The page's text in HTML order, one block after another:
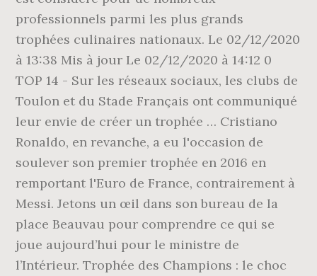
professionnels parmi les plus grands
trophées culinaires nationaux. Le 02/12/2020
à 13:38 Mis à jour Le 02/12/2020 à 14:12 0
TOP 14 - Sur les réseaux sociaux, les clubs de
Toulon et du Stade Français ont communiqué
leur envie de créer un trophée … Cristiano
Ronaldo, en revanche, a eu l'occasion de
soulever son premier trophée en 2016 en
remportant l'Euro de France, contrairement à
Messi. Jetons un œil dans son bureau de la
place Beauvau pour comprendre ce qui se
joue aujourd’hui pour le ministre de
l’Intérieur. Trophée des Champions : le choc